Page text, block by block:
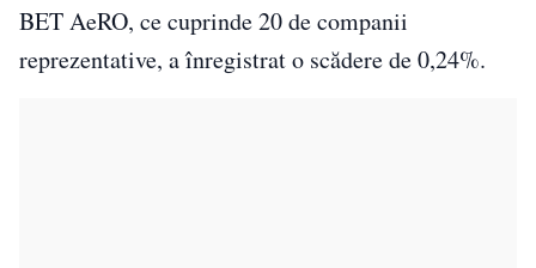
BET AeRO, ce cuprinde 20 de companii
reprezentative, a înregistrat o scădere de 0,24%.